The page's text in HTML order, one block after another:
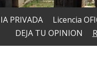
PRIVADA Licencia
DEJA TU OPINION